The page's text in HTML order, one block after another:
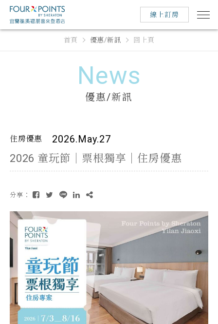
首頁 優惠/新訊 回上頁
News
優惠/新訊
住房優惠 2026.May.27
2026 童玩節｜票根獨享｜住房優惠
分享：
線上訂房